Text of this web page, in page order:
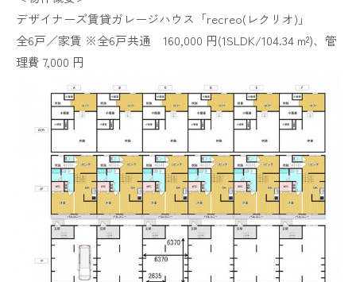
デザイナーズ賃貸ガレージハウス「recreo(レクリオ)」
全6戸／家賃 ※全6戸共通 160,000 円(1SLDK/104.34 m²)、管
理費 7,000 円